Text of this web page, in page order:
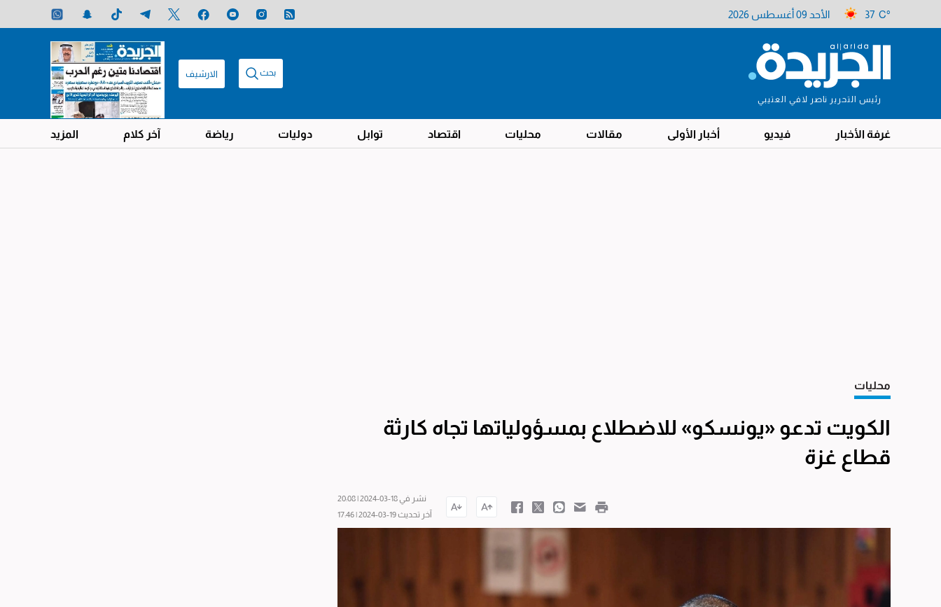
37 C° الأحد 09 أغسطس 2026
رئيس التحرير ناصر لافي العتيبي
بحث الارشيف
غرفة الأخبار فيديو أخبار الأولى مقالات محليات اقتصاد توابل دوليات رياضة آخر كلام المزيد
محليات
الكويت تدعو «يونسكو» للاضطلاع بمسؤولياتها تجاه كارثة
قطاع غزة
نشر في 18-03-2024 | 20:08
آخر تحديث 19-03-2024 | 17:46